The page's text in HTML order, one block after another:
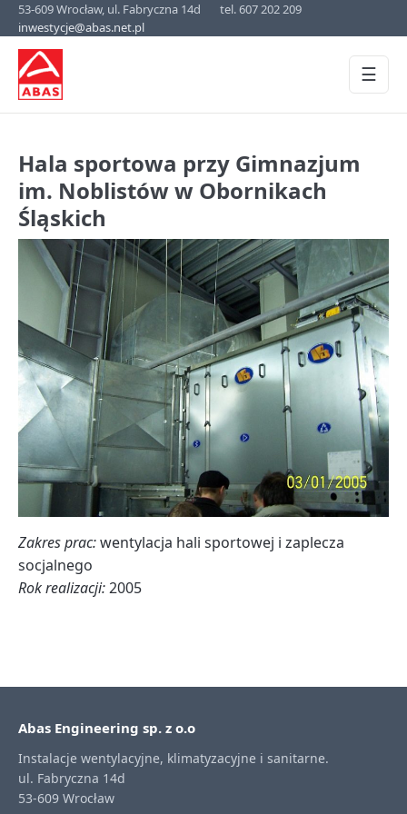
53-609 Wrocław, ul. Fabryczna 14d
tel. 607 202 209
inwestycje@abas.net.pl
☰
Hala sportowa przy Gimnazjum
im. Noblistów w Obornikach
Śląskich
Zakres prac:wentylacja hali sportowej i zaplecza
socjalnego
Rok realizacji:2005
Abas Engineering sp. z o.o
Instalacje wentylacyjne, klimatyzacyjne i sanitarne.
ul. Fabryczna 14d
53-609 Wrocław